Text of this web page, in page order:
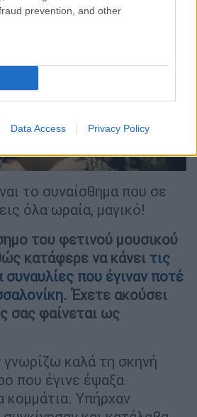
prevention, and other
Data Access Privacy Policy
video
το συναίσθημα που σε
όλα ωραία, μαγικό!
του φετινού μουσικού
κατάφερε να κάνει τις
που έγιναν ποτέ
. Έχετε ακούσει
σας φαίνεται ως
γνωρίζω καλά τη σκηνή
που έγινε έψαξα
κομμάτια. Υπήρχαν